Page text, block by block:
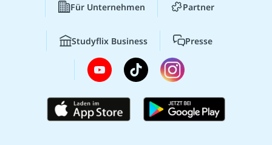
Für Unternehmen Partner
Studyflix Business Presse